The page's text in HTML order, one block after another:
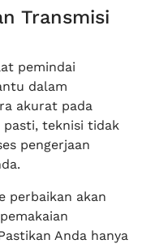
Transmisi
pemindai
dalam
akurat pada
pasti, teknisi tidak
pengerjaan
perbaikan akan
Anda hanya